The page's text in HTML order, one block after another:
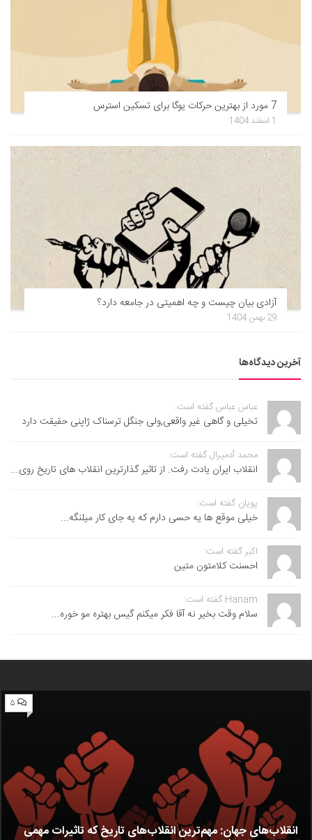
7 مورد از بهترین حرکات یوگا برای تسکین استرس
1 اسفند 1404
آزادی بیان چیست و چه اهمیتی در جامعه دارد؟
29 بهمن 1404
آخرین دیدگاه‌ها
عباس عباس گفته است:
تخیلی و گاهی غیر واقعی,ولی جنگل ترسناک ژاپنی حقیقت دارد
محمد آدمیرال گفته است:
انقلاب ایران یادت رفت. از تاثیر گذارترین انقلاب های تاریخ روی...
پویان گفته است:
خیلی موقع ها یه حسی دارم که یه جای کار میلنگه...
اکبر گفته است:
احسنت ‌کلامتون متین
Hanam گفته است:
سلام وقت بخیر نه آقا فکر میکنم گیس بهتره مو خوره...
۵
انقلاب‌های جهان: مهم‌ترین انقلاب‌های تاریخ که تاثیرات مهمی